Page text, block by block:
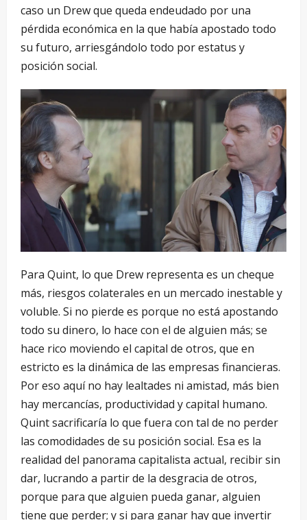
caso un Drew que queda endeudado por una
pérdida económica en la que había apostado todo
su futuro, arriesgándolo todo por estatus y
posición social.
Para Quint, lo que Drew representa es un cheque
más, riesgos colaterales en un mercado inestable y
voluble. Si no pierde es porque no está apostando
todo su dinero, lo hace con el de alguien más; se
hace rico moviendo el capital de otros, que en
estricto es la dinámica de las empresas financieras.
Por eso aquí no hay lealtades ni amistad, más bien
hay mercancías, productividad y capital humano.
Quint sacrificaría lo que fuera con tal de no perder
las comodidades de su posición social. Esa es la
realidad del panorama capitalista actual, recibir sin
dar, lucrando a partir de la desgracia de otros,
porque para que alguien pueda ganar, alguien
tiene que perder; y si para ganar hay que invertir